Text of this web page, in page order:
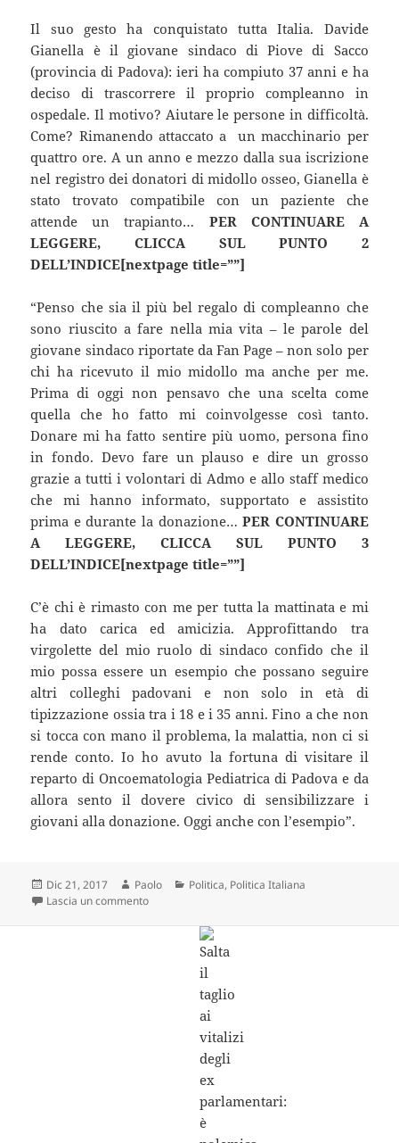
Il suo gesto ha conquistato tutta Italia. Davide
Gianella è il giovane sindaco di Piove di Sacco
(provincia di Padova): ieri ha compiuto 37 anni e ha
deciso di trascorrere il proprio compleanno in
ospedale. Il motivo? Aiutare le persone in difficoltà.
Come? Rimanendo attaccato a un macchinario per
quattro ore. A un anno e mezzo dalla sua iscrizione
nel registro dei donatori di midollo osseo, Gianella è
stato trovato compatibile con un paziente che
attende un trapianto… PER CONTINUARE A
LEGGERE, CLICCA SUL PUNTO 2
DELL’INDICE[nextpage title=””]
“Penso che sia il più bel regalo di compleanno che
sono riuscito a fare nella mia vita – le parole del
giovane sindaco riportate da Fan Page – non solo per
chi ha ricevuto il mio midollo ma anche per me.
Prima di oggi non pensavo che una scelta come
quella che ho fatto mi coinvolgesse così tanto.
Donare mi ha fatto sentire più uomo, persona fino
in fondo. Devo fare un plauso e dire un grosso
grazie a tutti i volontari di Admo e allo staff medico
che mi hanno informato, supportato e assistito
prima e durante la donazione…PER CONTINUARE
A LEGGERE, CLICCA SUL PUNTO 3
DELL’INDICE[nextpage title=””]
C’è chi è rimasto con me per tutta la mattinata e mi
ha dato carica ed amicizia. Approfittando tra
virgolette del mio ruolo di sindaco confido che il
mio possa essere un esempio che possano seguire
altri colleghi padovani e non solo in età di
tipizzazione ossia tra i 18 e i 35 anni. Fino a che non
si tocca con mano il problema, la malattia, non ci si
rende conto. Io ho avuto la fortuna di visitare il
reparto di Oncoematologia Pediatrica di Padova e da
allora sento il dovere civico di sensibilizzare i
giovani alla donazione. Oggi anche con l’esempio”.
Scritto
il
Dic 21, 2017 Autore
Paolo Categorie
Politica, Politica Italiana
Lascia un commentosu Dall’ospedale il bellissimo messaggio del